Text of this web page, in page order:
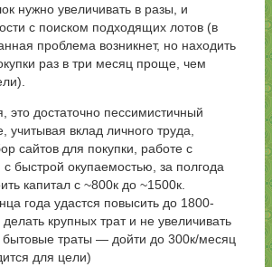
нужно увеличивать в разы, и
с поиском подходящих лотов (в
проблема возникнет, но находить
раз в три месяц проще, чем
это достаточно пессимистичный
учитывая вклад личного труда,
сайтов для покупки, работе с
быстрой окупаемостью, за полгода
капитал с ~800к до ~1500к.
года удастся повысить до 1800-
крупных трат и не увеличивать
траты — дойти до 300к/месяц
для цели)